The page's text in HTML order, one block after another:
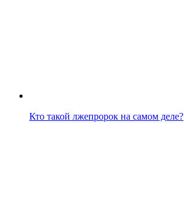
Кто такой лжепророк на самом деле?